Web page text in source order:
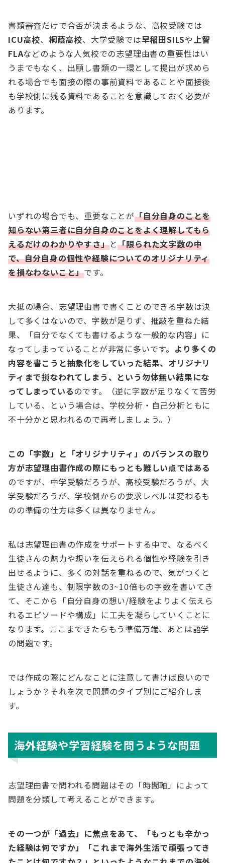
書類審査だけで合否が決まるような、高校受験では
ICU高校、 桐蔭高校、大学受験では早稲田SILSや上智
FLAなどのような人気校での志望理由書の重要性はい
うまでもなく、出願し書類の一環として提出が求めら
れる場合でも面接の際の事前資料であることや面接後
も学校側に残る資料であることを意識しておく必要が
あります。
いずれの場合でも、重要なことが「自分自身のことを
知らない第三者に自分自身のことをよく理解してもら
えるだけのわかりやすさ」と「限られた文字数の中
で、自分自身の個性や経験についてのオリジナリティ
を損なわないこと」です。
大抵の場合、志望理由書で書くことのできる字数は決
して多くはないので、字数が足りず、推敲を重ねた結
果、「自分でなくても書けるような一般的な内容」に
なってしまっていることが非常に多いです。 より多くの
内容を書こうと抽象化をしていった結果、オリジナリ
ティまで損なわれてしまう、という勿体無い結果にな
ってしまっているのです。（逆に字数が足りなくて苦労
している、という場合は、学校分析・自己分析ともに
不十分かと思われるので再考しましょう。）
この「字数」と「オリジナリティ」のバランスの取り
方が志望理由書作成の際にもっとも難しい点ではある
のですが、中学受験だろうが、高校受験だろうが、大
学受験だろうが、学校側からの要求レベルは変わるも
のの準備の仕方は多くは異なりません。
私は志望理由書の作成をサポートする中で、なるべく
生徒さんの魅力や想いを伝えられる個性や経験を引き
出せるように、多くの対話を重ねるので、気がつくと
生徒さん達も、制限字数の3~10倍もの字数を書いてき
て、そこから「自分自身の想い/経験をよりよく伝えら
れるエピソードや構成」に工夫を凝らしていくことに
なります。ここまできたらもう準備万端、あとは語学
の問題です。
では作成の際にどんなことに注意して書けば良いので
しょうか？それを次で問題のタイプ別にご紹介しま
す。
海外経験や学習経験を問うような問題
志望理由書で問われる問題はその「時間軸」によって
問題を分類して考えることができます。
その一つが「過去」に焦点をあて、「もっとも辛かっ
た経験は何ですか」「これまで海外生活で頑張ってき